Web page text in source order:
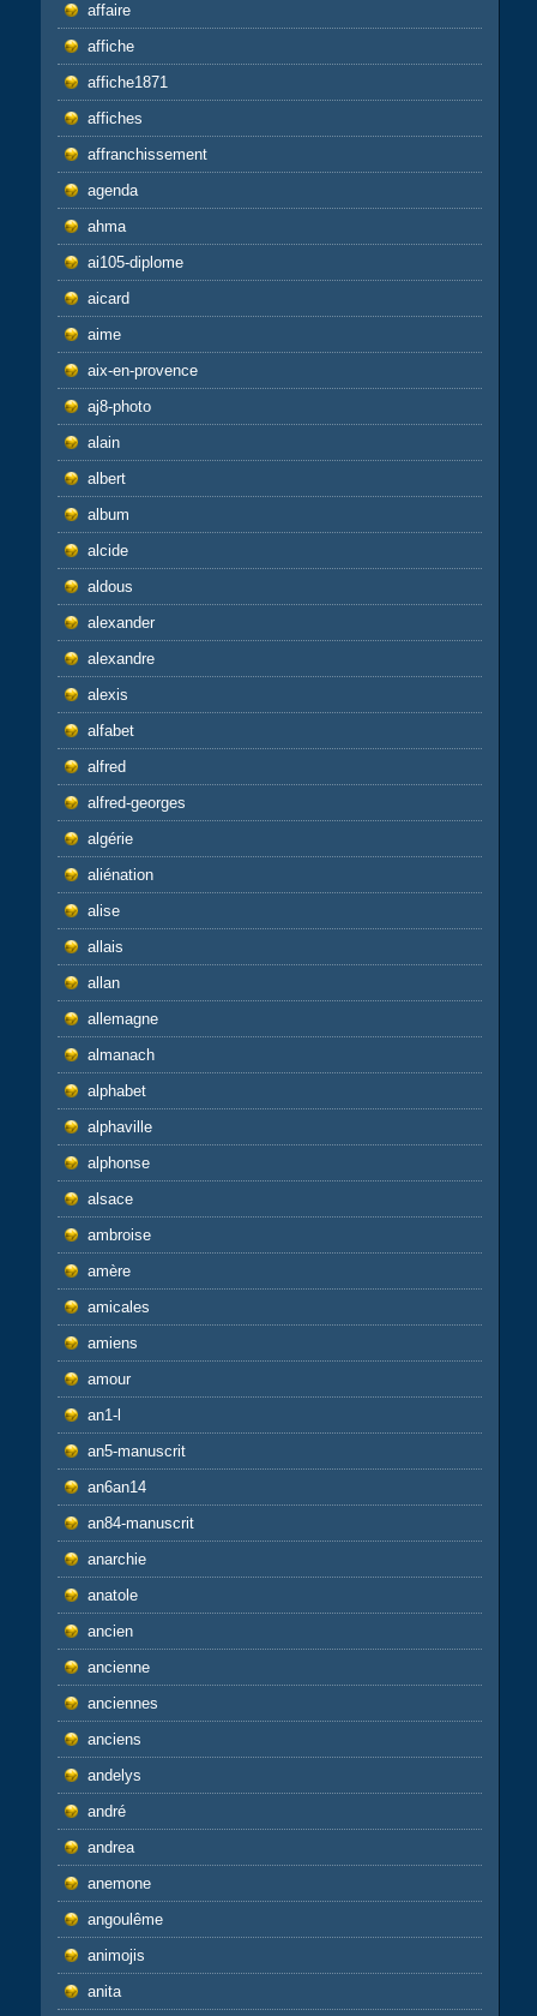
affaire
affiche
affiche1871
affiches
affranchissement
agenda
ahma
ai105-diplome
aicard
aime
aix-en-provence
aj8-photo
alain
albert
album
alcide
aldous
alexander
alexandre
alexis
alfabet
alfred
alfred-georges
algérie
aliénation
alise
allais
allan
allemagne
almanach
alphabet
alphaville
alphonse
alsace
ambroise
amère
amicales
amiens
amour
an1-l
an5-manuscrit
an6an14
an84-manuscrit
anarchie
anatole
ancien
ancienne
anciennes
anciens
andelys
andré
andrea
anemone
angoulême
animojis
anita